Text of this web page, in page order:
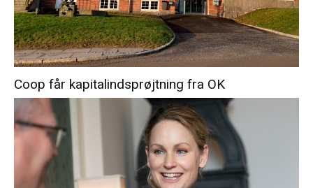
Coop får kapitalindsprøjtning fra OK